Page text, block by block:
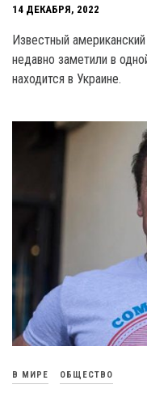
14 ДЕКАБРЯ, 2022
Известный
недавно заметили в
находится в Украине.
В МИРЕ ОБЩЕСТВО